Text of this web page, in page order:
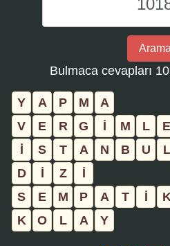
ve
Bulmaca cevapları
Y A P M
A
V
E R G İ M L
E
İ
S T A N B U
L
D
İ Z
İ
S
E M P A T İ
K
O L A Y